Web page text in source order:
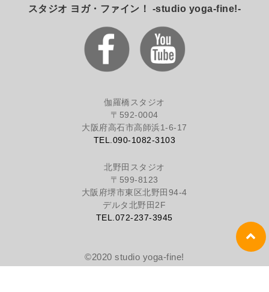
スタジオ ヨガ・ファイン！ -studio yoga-fine!-
伽羅橋スタジオ
〒592-0004
大阪府高石市高師浜1-6-17
TEL.090-1082-3103
北野田スタジオ
〒599-8123
大阪府堺市東区北野田94-4
デルタ北野田2F
TEL.072-237-3945
©2020 studio yoga-fine!